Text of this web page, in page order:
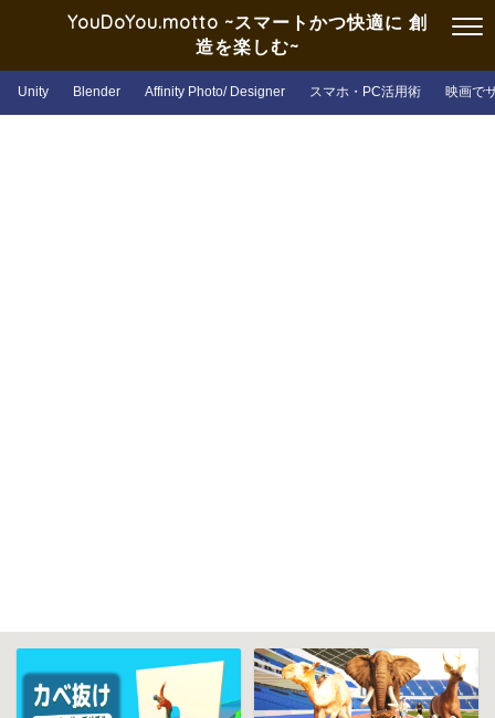
YouDoYou.motto ~スマートかつ快適に 創
造を楽しむ~
Unity Blender Affinity Photo/ Designer スマホ・PC活用術 映画で